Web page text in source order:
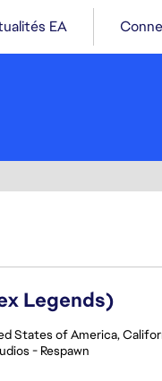
EA
Legends)
States of America,
- Respawn